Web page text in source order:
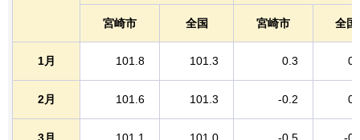
宮崎市 全国 宮崎市 全国
1月 101.8 101.3 0.3
2月 101.6 101.3 -0.2